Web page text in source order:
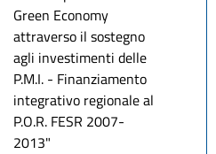
Green Economy
attraverso il sostegno
agli investimenti delle
P.M.I. - Finanziamento
integrativo regionale al
P.O.R. FESR 2007-
2013"